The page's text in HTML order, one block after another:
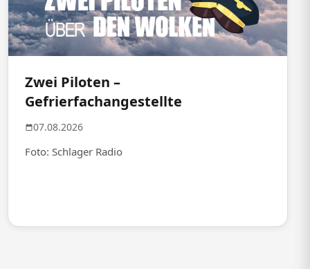
Zwei Piloten –
Gefrierfachangestellte
07.08.2026
Foto: Schlager Radio